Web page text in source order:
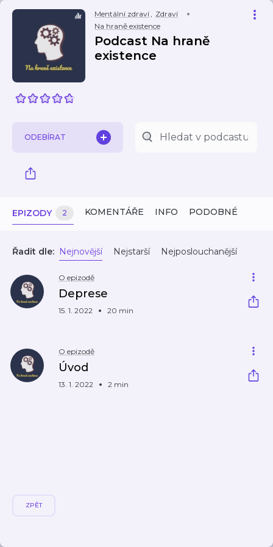
Mentální zdraví, Zdraví
Na hraně existence
Podcast Na hraně
existence
ODEBÍRAT
EPIZODY 2 KOMENTÁŘE INFO PODOBNÉ
Řadit dle: Nejnovější Nejstarší Nejposlouchanější
O epizodě
Deprese
15. 1. 2022 20 min
O epizodě
Úvod
13. 1. 2022 2 min
ZPĚT